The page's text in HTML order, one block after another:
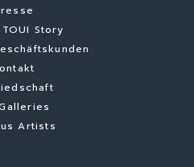
Story
Artists